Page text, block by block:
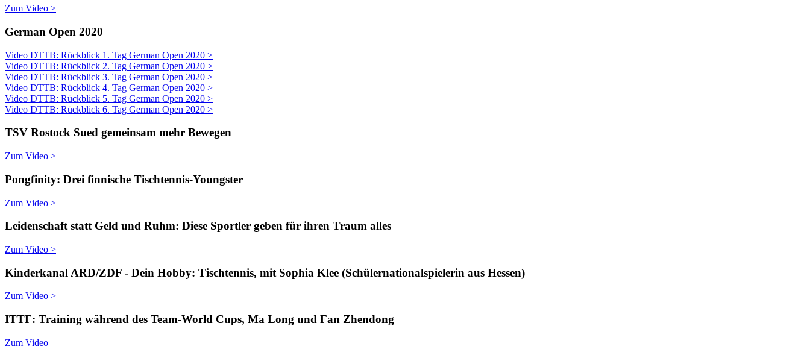
Zum Video >
German Open 2020
Video DTTB: Rückblick 1. Tag German Open 2020 >
Video DTTB: Rückblick 2. Tag German Open 2020 >
Video DTTB: Rückblick 3. Tag German Open 2020 >
Video DTTB: Rückblick 4. Tag German Open 2020 >
Video DTTB: Rückblick 5. Tag German Open 2020 >
Video DTTB: Rückblick 6. Tag German Open 2020 >
TSV Rostock Sued gemeinsam mehr Bewegen
Zum Video >
Pongfinity: Drei finnische Tischtennis-Youngster
Zum Video >
Leidenschaft statt Geld und Ruhm: Diese Sportler geben für ihren Traum alles
Zum Video >
Kinderkanal ARD/ZDF - Dein Hobby: Tischtennis, mit Sophia Klee (Schülernationalspielerin aus Hessen)
Zum Video >
ITTF: Training während des Team-World Cups, Ma Long und Fan Zhendong
Zum Video